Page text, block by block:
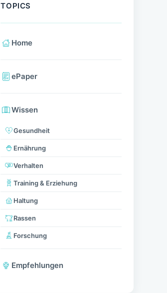
TOPICS
Home
ePaper
Wissen
Gesundheit
Ernährung
Verhalten
Training & Erziehung
Haltung
Rassen
Forschung
Empfehlungen